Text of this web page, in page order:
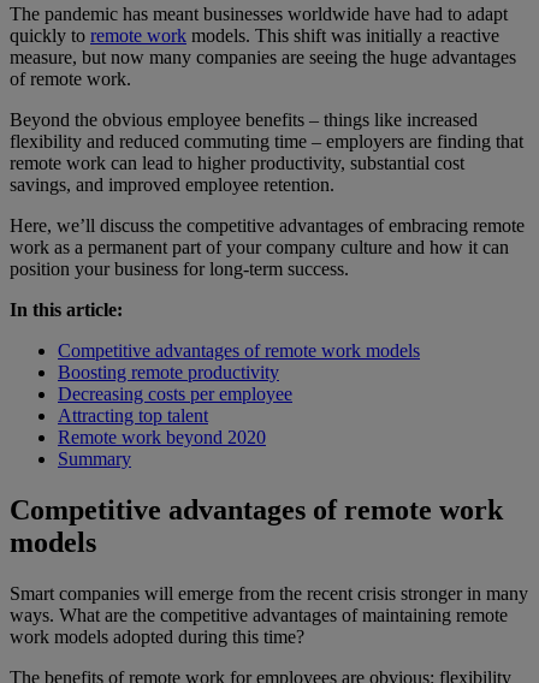
The pandemic has meant businesses worldwide have had to adapt
quickly to remote work models. This shift was initially a reactive
measure, but now many companies are seeing the huge advantages
of remote work.
Beyond the obvious employee benefits – things like increased
flexibility and reduced commuting time – employers are finding that
remote work can lead to higher productivity, substantial cost
savings, and improved employee retention.
Here, we’ll discuss the competitive advantages of embracing remote
work as a permanent part of your company culture and how it can
position your business for long-term success.
In this article:
Competitive advantages of remote work models
Boosting remote productivity
Decreasing costs per employee
Attracting top talent
Remote work beyond 2020
Summary
Competitive advantages of remote work
models
Smart companies will emerge from the recent crisis stronger in many
ways. What are the competitive advantages of maintaining remote
work models adopted during this time?
The benefits of remote work for employees are obvious: flexibility